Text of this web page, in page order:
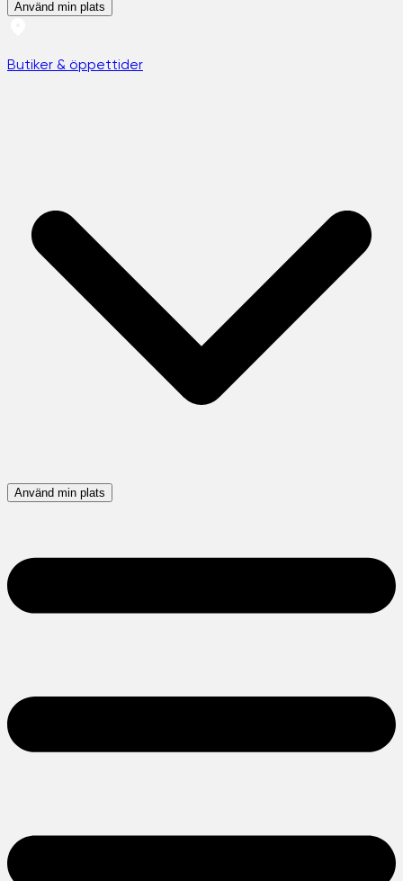
Använd min plats
Butiker & öppettider
Använd min plats